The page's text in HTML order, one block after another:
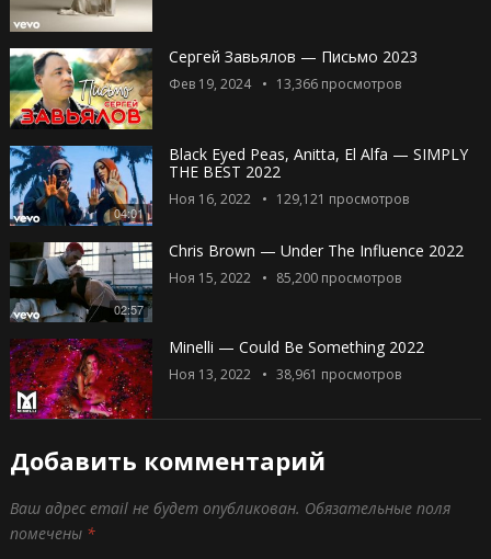
Сергей Завьялов — Письмо 2023
Фев 19, 2024 13,366просмотров
04:01
Black Eyed Peas, Anitta, El Alfa — SIMPLY
THE BEST 2022
Ноя 16, 2022 129,121 просмотров
02:57
Chris Brown — Under The Influence 2022
Ноя 15, 2022 85,200просмотров
Minelli — Could Be Something 2022
Ноя 13, 2022 38,961 просмотров
Добавить комментарий
Ваш адрес email не будет опубликован. Обязательные поля
помечены *